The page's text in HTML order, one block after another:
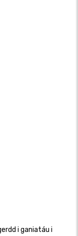
i ganiatáu i